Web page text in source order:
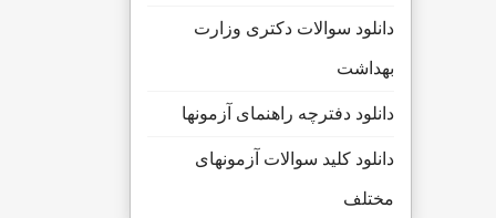
دانلود سوالات دکتری وزارت
بهداشت
دانلود دفترچه راهنمای آزمونها
دانلود کلید سوالات آزمونهای
مختلف